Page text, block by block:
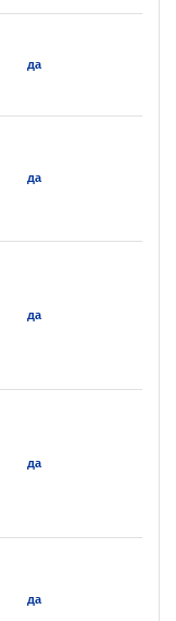
да
да
да
да
да